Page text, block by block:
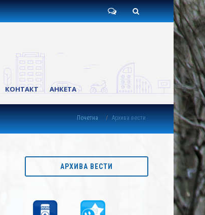
КОНТАКТ АНКЕТА
Почетна Архива вести
АРХИВА ВЕСТИ